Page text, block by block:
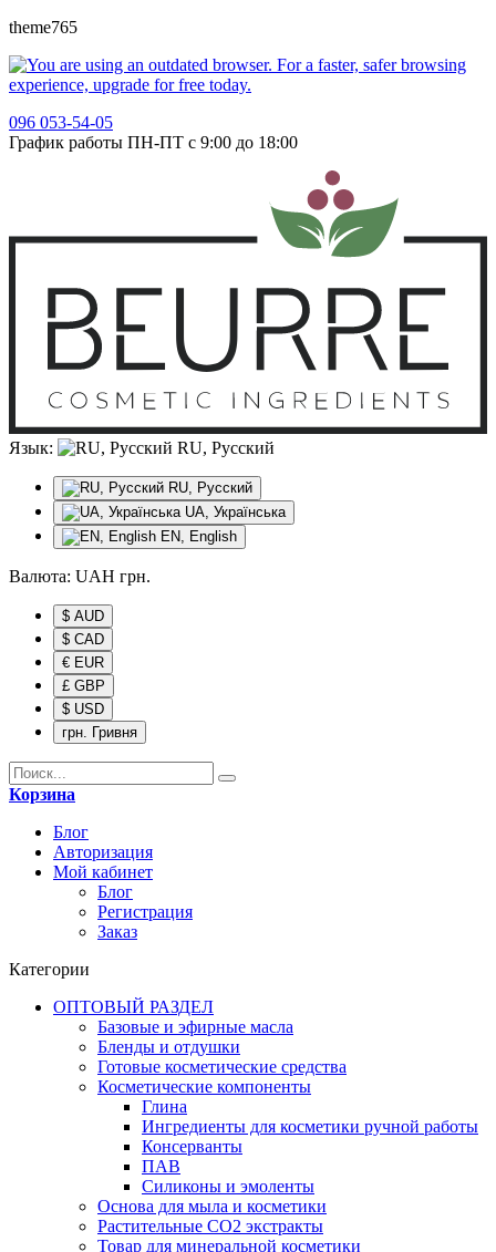
theme765
096 053-54-05
График работы ПН-ПТ с 9:00 до 18:00
Язык: RU, Русский
RU, Русский
UA, Українська
EN, English
Валюта: UAH грн.
$ AUD
$ CAD
€ EUR
£ GBP
$ USD
грн. Гривня
Корзина
Блог
Авторизация
Мой кабинет
Блог
Регистрация
Заказ
Категории
ОПТОВЫЙ РАЗДЕЛ
Базовые и эфирные масла
Бленды и отдушки
Готовые косметические средства
Косметические компоненты
Глина
Ингредиенты для косметики ручной работы
Консерванты
ПАВ
Силиконы и эмоленты
Основа для мыла и косметики
Растительные СО2 экстракты
Товар для минеральной косметики